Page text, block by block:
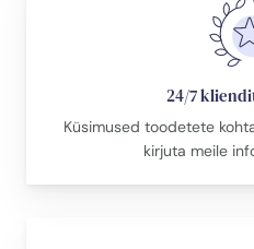
24/7
Küsimused toodetete
kirjuta meile